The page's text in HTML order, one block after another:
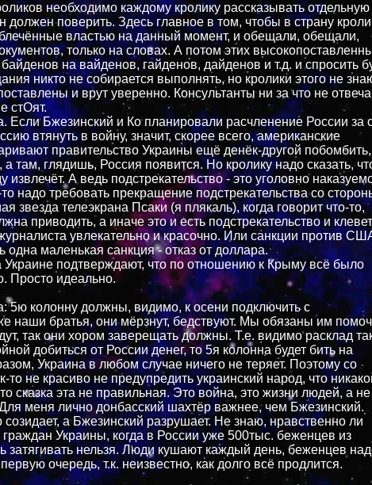
необходимо каждому кролику рассказывать отдельную
должен поверить. Здесь главное в том, чтобы в страну
властью на данный момент, и обещали, обещали,
только на словах. А потом этих
на вайденов, гайденов, дайденов и т.д. и спросить
никто не собирается выполнять, но кролики этого не
и врут уверенно. Консультанты ни за что не
стОят.
Если Бжезинский и Ко планировали расчленение России за
втянуть в войну, значит, скорее всего, американские
правительство Украины ещё денёк-другой побомбить,
там, глядишь, Россия появится. Но кролику надо сказать,
извлечёт. А ведь подстрекательство - это уголовно
надо требовать прекращение подстрекательства со
телеэкрана Псаки (я плякаль), когда говорит что-то,
приводить, а иначе это и есть подстрекательство и
увлекательно и красочно. Или санкции против
одна маленькая санкция - отказ от доллара.
Украине подтверждают, что по отношению к Крыму всё было
Просто идеально.
5ю колонну должны, видимо, к осени подключить с
наши братья, они мёрзнут, бедствуют. Мы обязаны им
так они хором заверещать должны. Т.е. видимо расклад
добиться от России денег, то 5я колонна будет бить на
Украина в любом случае ничего не теряет. Поэтому со
то не красиво не предупредить украинский народ, что
сказка эта не правильная. Это война, это жизни людей, а не
меня лично донбасский шахтёр важнее, чем Бжезинский.
а Бжезинский разрушает. Не знаю, нравственно ли
Украины, когда в России уже 500тыс. беженцев из
затягивать нельзя. Люди кушают каждый день, беженцев
очередь, т.к. неизвестно, как долго всё продлится.